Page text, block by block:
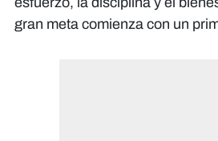
gran meta comienza con un